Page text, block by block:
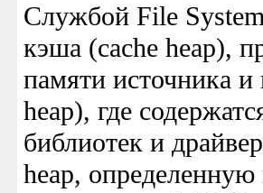
Службой File
кэша (cache heap),
памяти источника
heap), где
библиотек и
heap,